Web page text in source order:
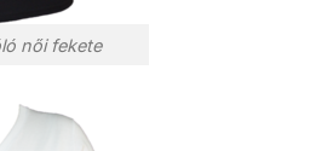
női fekete